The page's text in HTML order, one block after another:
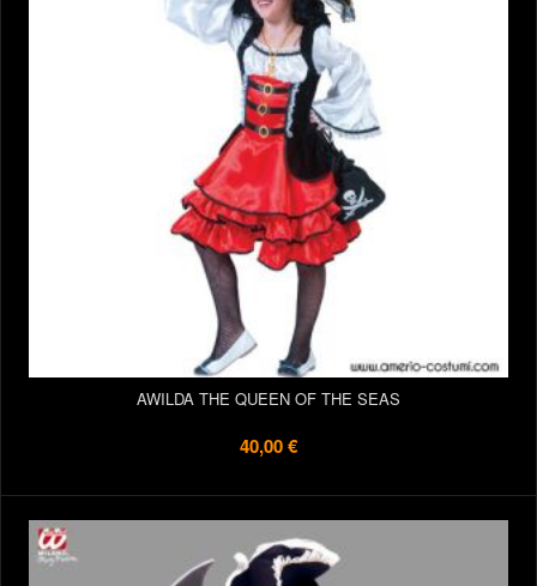
AWILDA THE QUEEN OF THE SEAS
40,00 €